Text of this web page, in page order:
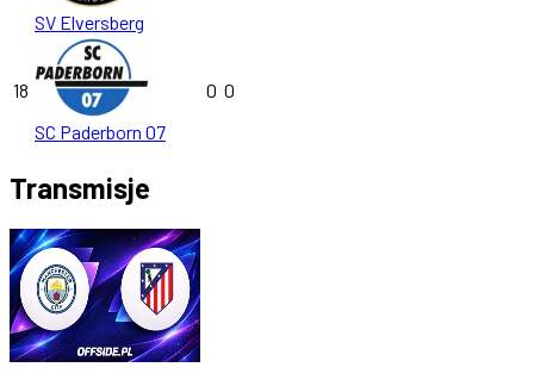
SV Elversberg
18
SC Paderborn 07
0 0
Transmisje